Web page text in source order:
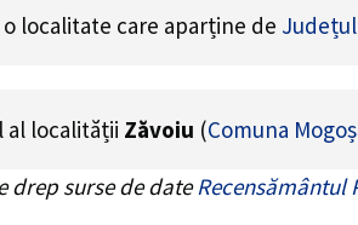
localitate care aparține de
al localității Zăvoiu (Comuna
drep surse de dateRecensământul